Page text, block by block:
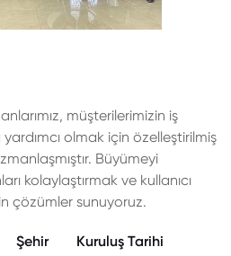
müşterilerimizin iş
olmak için özelleştirilmiş
Büyümeyi
kolaylaştırmak ve kullanıcı
çözümler sunuyoruz.
Şehir Kuruluş Tarihi